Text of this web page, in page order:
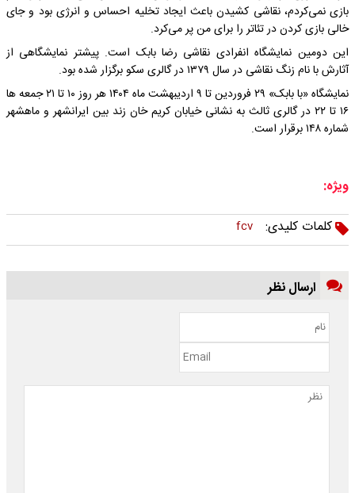
بازی نمی‌کردم، نقاشی کشیدن باعث ایجاد تخلیه احساس و انرژی بود و جای
خالی بازی کردن در تئاتر را برای من پر می‌کرد.
این دومین نمایشگاه انفرادی نقاشی رضا بابک است. پیشتر نمایشگاهی از
آثارش با نام زنگ نقاشی در سال ۱۳۷۹ در گالری سکو برگزار شده بود.
نمایشگاه «با بابک» ۲۹ فروردین تا ۹ اردیبهشت ماه ۱۴۰۴ هر روز ۱۰ تا ۲۱ جمعه ها
۱۶ تا ۲۲ در گالری ثالث به نشانی خیابان کریم خان زند بین ایرانشهر و ماهشهر
شماره ۱۴۸ برقرار است.
ویژه:
کلمات کلیدی:
fcv
ارسال نظر